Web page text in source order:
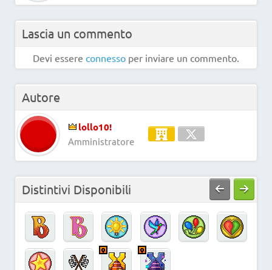
Lascia un commento
Devi essere connesso per inviare un commento.
Autore
lollo10!
Amministratore
Distintivi Disponibili